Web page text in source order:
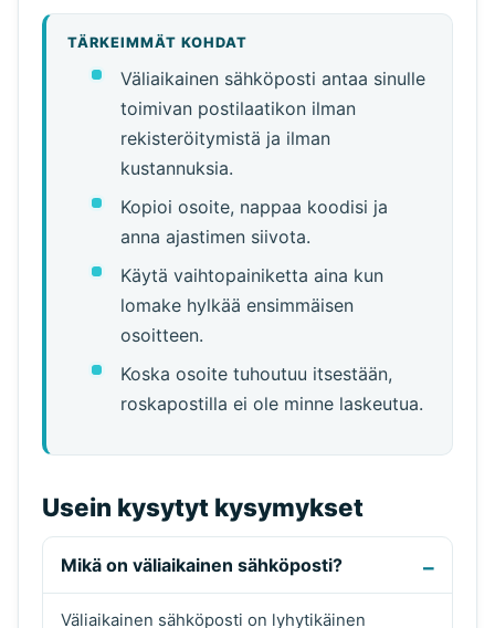
TÄRKEIMMÄT KOHDAT
Väliaikainen sähköposti antaa sinulle
toimivan postilaatikon ilman
rekisteröitymistä ja ilman
kustannuksia.
Kopioi osoite, nappaa koodisi ja
anna ajastimen siivota.
Käytä vaihtopainiketta aina kun
lomake hylkää ensimmäisen
osoitteen.
Koska osoite tuhoutuu itsestään,
roskapostilla ei ole minne laskeutua.
Usein kysytyt kysymykset
Mikä on väliaikainen sähköposti?
Väliaikainen sähköposti on lyhytikäinen